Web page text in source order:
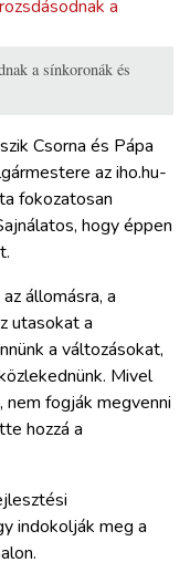
a sínkoronák és
Csorna és Pápa
az iho.hu-
fokozatosan
hogy éppen
állomásra, a
utasokat a
a változásokat,
Mivel
fogják megvenni
hozzá a
indokolják meg a